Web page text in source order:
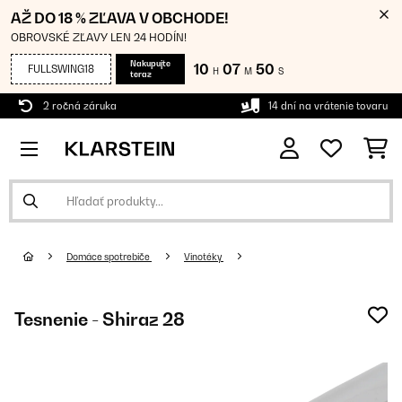
AŽ DO 18 % ZĽAVA V OBCHODE!
OBROVSKÉ ZĽAVY LEN 24 HODÍN!
FULLSWING18
Nakupujte
teraz
10 H 07 M 50 S
2 ročná záruka 14 dní na vrátenie tovaru
Domáce spotrebiče Vinotéky
Tesnenie - Shiraz 28